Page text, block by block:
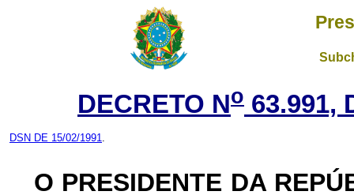
DECRETO No 63.991,
DSN DE 15/02/1991
O PRESIDENTE DA